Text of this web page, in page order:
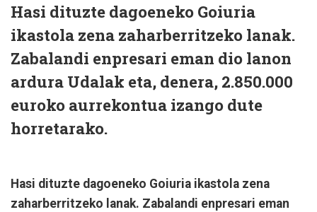
Hasi dituzte dagoeneko Goiuria
ikastola zena zaharberritzeko lanak.
Zabalandi enpresari eman dio lanon
ardura Udalak eta, denera, 2.850.000
euroko aurrekontua izango dute
horretarako.
Hasi dituzte dagoeneko Goiuria ikastola zena
zaharberritzeko lanak. Zabalandi enpresari eman